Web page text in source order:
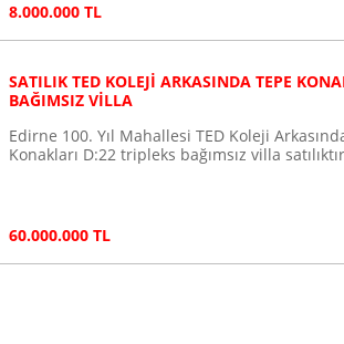
8.000.000 TL
SATILIK TED KOLEJI ARKASINDA TEPE
BAĞIMSIZ VILLA
Edirne 100. Yıl Mahallesi TED Koleji
Konakları D:22 tripleks bağımsız villa
60.000.000 TL